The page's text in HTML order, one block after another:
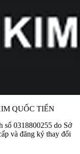
QUỐC TIẾN
số 0318800255 do Sở
và đăng ký thay đổi